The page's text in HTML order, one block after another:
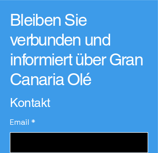
Bleiben Sie
verbunden und
informiert über Gran
Canaria Olé
Kontakt
Email *